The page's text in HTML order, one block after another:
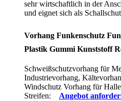
sehr wirtschaftlich in der
und eignet sich als
Vorhang Funkenschutz
Plastik Gummi Kunststoff
Schweißschutzvorhang für
Industrievorhang,
Windschutz Vorhang für
Streifen:
Angebot